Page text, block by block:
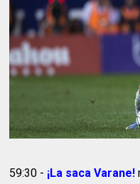
59:30 - ¡La saca Varane!